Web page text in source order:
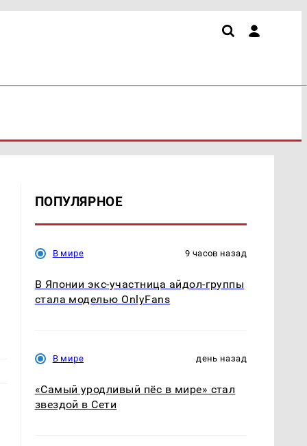
ПОПУЛЯРНОЕ
В мире 9 часов назад
В Японии экс-участница айдол-группы
стала моделью OnlyFans
В мире день назад
«Самый уродливый пёс в мире» стал
звездой в Сети